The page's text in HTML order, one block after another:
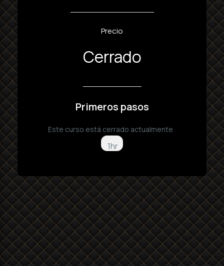
Precio
Cerrado
Primeros pasos
Este curso está cerrado actualmente
1hr